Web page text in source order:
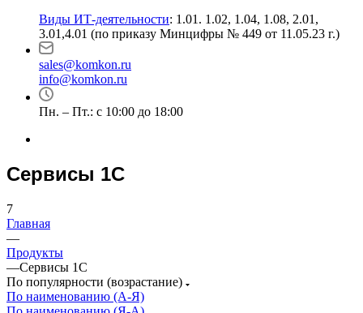
Виды ИТ-деятельности: 1.01. 1.02, 1.04, 1.08, 2.01,
3.01,4.01 (по приказу Минцифры № 449 от 11.05.23 г.)
sales@komkon.ru
info@komkon.ru
Пн. – Пт.: с 10:00 до 18:00
Сервисы 1С
7
Главная
—
Продукты
—Сервисы 1С
По популярности (возрастание)
По наименованию (А-Я)